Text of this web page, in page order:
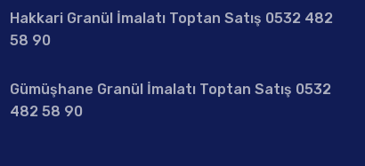
Hakkari Granül İmalatı Toptan Satış 0532 482
58 90
Gümüşhane Granül İmalatı Toptan Satış 0532
482 58 90